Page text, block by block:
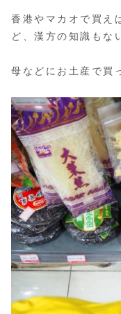
香港やマカオで買え
ど、漢方の知識もな
母などにお土産で買